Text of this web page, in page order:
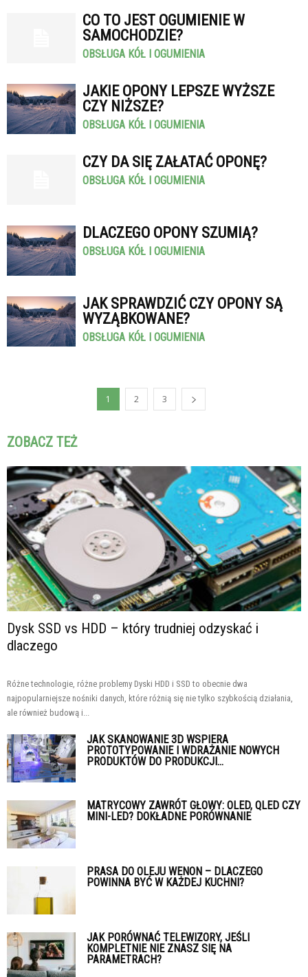
CO TO JEST OGUMIENIE W
SAMOCHODZIE?
OBSŁUGA KÓŁ I OGUMIENIA
JAKIE OPONY LEPSZE WYŻSZE
CZY NIŻSZE?
OBSŁUGA KÓŁ I OGUMIENIA
CZY DA SIĘ ZAŁATAĆ OPONĘ?
OBSŁUGA KÓŁ I OGUMIENIA
DLACZEGO OPONY SZUMIĄ?
OBSŁUGA KÓŁ I OGUMIENIA
JAK SPRAWDZIĆ CZY OPONY SĄ
WYZĄBKOWANE?
OBSŁUGA KÓŁ I OGUMIENIA
1 2 3
ZOBACZ TEŻ
Dysk SSD vs HDD – który trudniej odzyskać i
dlaczego
Różne technologie, różne problemy Dyski HDD i SSD to obecnie dwa
najpopularniejsze nośniki danych, które różnią się nie tylko szybkością działania,
ale również budową i...
JAK SKANOWANIE 3D WSPIERA
PROTOTYPOWANIE I WDRAŻANIE NOWYCH
PRODUKTÓW DO PRODUKCJI...
MATRYCOWY ZAWRÓT GŁOWY: OLED, QLED CZY
MINI-LED? DOKŁADNE PORÓWNANIE
PRASA DO OLEJU WENON – DLACZEGO
POWINNA BYĆ W KAŻDEJ KUCHNI?
JAK PORÓWNAĆ TELEWIZORY, JEŚLI
KOMPLETNIE NIE ZNASZ SIĘ NA
PARAMETRACH?